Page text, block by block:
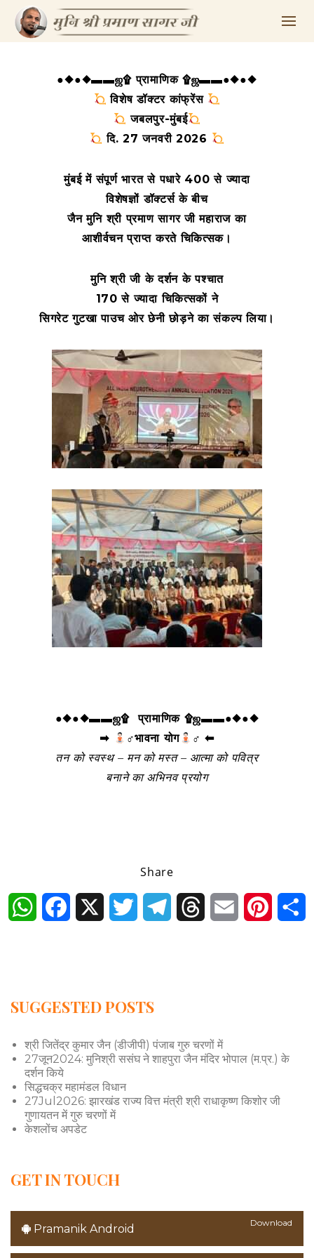
●◆●◆▬▬ஜ۩ प्रामाणिक ۩ஜ▬▬●◆●◆
विशेष डॉक्टर कांफ्रेंस
जबलपुर-मुंबई
दि. 27 जनवरी 2026
मुंबई में संपूर्ण भारत से पधारे 400 से ज्यादा
विशेषज्ञों डॉक्टर्स के बीच
जैन मुनि श्री प्रमाण सागर जी महाराज का
आशीर्वचन प्राप्त करते चिकित्सक।
मुनि श्री जी के दर्शन के पश्चात
170 से ज्यादा चिकित्सकों ने
सिगरेट गुटखा पाउच ओर छेनी छोड़ने का संकल्प लिया।
●◆●◆▬▬ஜ۩ प्रामाणिक ۩ஜ▬▬●◆●◆
➡
‍♂भावना योग
‍♂ ⬅
तन को स्वस्थ – मन को मस्त – आत्मा को पवित्र
बनाने का अभिनव प्रयोग
Share
WhatsAppFacebook Twitter TelegramThreadsEmail
SUGGESTED POSTS
श्री जितेंद्र कुमार जैन (डीजीपी) पंजाब गुरु चरणों में
27जून2024: मुनिश्री ससंघ ने शाहपुरा जैन मंदिर भोपाल (म.प्र.) के
दर्शन किये
सिद्धचक्र महामंडल विधान
27Jul2026: झारखंड राज्य वित्त मंत्री श्री राधाकृष्ण किशोर जी
गुणायतन में गुरु चरणों में
केशलोंच अपडेट
GET IN TOUCH
Pramanik Android Download